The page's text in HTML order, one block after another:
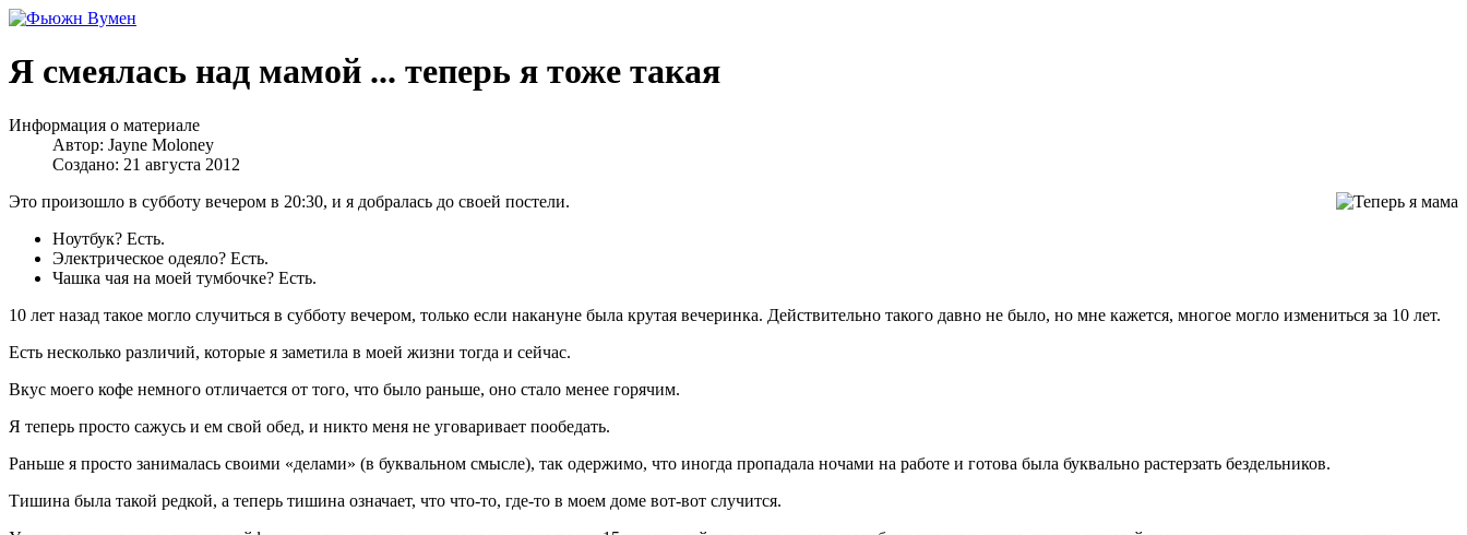
Я смеялась над мамой ... теперь я тоже такая
Информация о материале
Автор: Jayne Moloney
Создано: 21 августа 2012
Это произошло в субботу вечером в 20:30, и я добралась до своей постели.
Ноутбук? Есть.
Электрическое одеяло? Есть.
Чашка чая на моей тумбочке? Есть.
10 лет назад такое могло случиться в субботу вечером, только если накануне была крутая вечеринка. Действительно такого давно не было, но мне кажется, многое могло измениться за 10 лет.
Есть несколько различий, которые я заметила в моей жизни тогда и сейчас.
Вкус моего кофе немного отличается от того, что было раньше, оно стало менее горячим.
Я теперь просто сажусь и ем свой обед, и никто меня не уговаривает пообедать.
Раньше я просто занималась своими «делами» (в буквальном смысле), так одержимо, что иногда пропадала ночами на работе и готова была буквально растерзать бездельников.
Тишина была такой редкой, а теперь тишина означает, что что-то, где-то в моем доме вот-вот случится.